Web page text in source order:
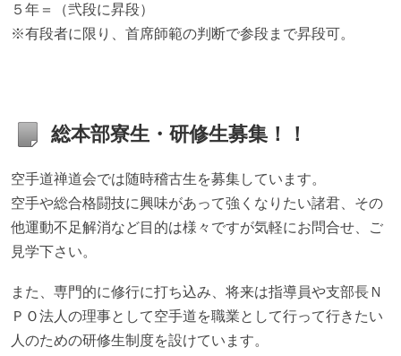
５年＝（弐段に昇段）
※有段者に限り、首席師範の判断で参段まで昇段可。
総本部寮生・研修生募集！！
空手道禅道会では随時稽古生を募集しています。
空手や総合格闘技に興味があって強くなりたい諸君、その
他運動不足解消など目的は様々ですが気軽にお問合せ、ご
見学下さい。
また、専門的に修行に打ち込み、将来は指導員や支部長Ｎ
ＰＯ法人の理事として空手道を職業として行って行きたい
人のための研修生制度を設けています。